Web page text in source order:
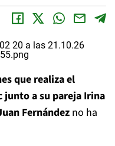
que realiza el
junto a su pareja Irina
Fernández no ha